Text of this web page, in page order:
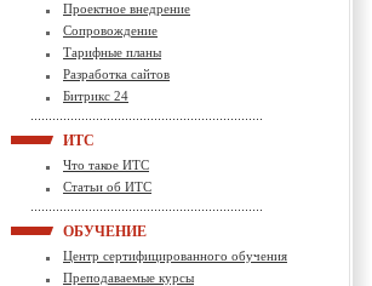
Проектное внедрение
Сопровождение
Тарифные планы
Разработка сайтов
Битрикс 24
ИТС
Что такое ИТС
Статьи об ИТС
ОБУЧЕНИЕ
Центр сертифицированного обучения
Преподаваемые курсы